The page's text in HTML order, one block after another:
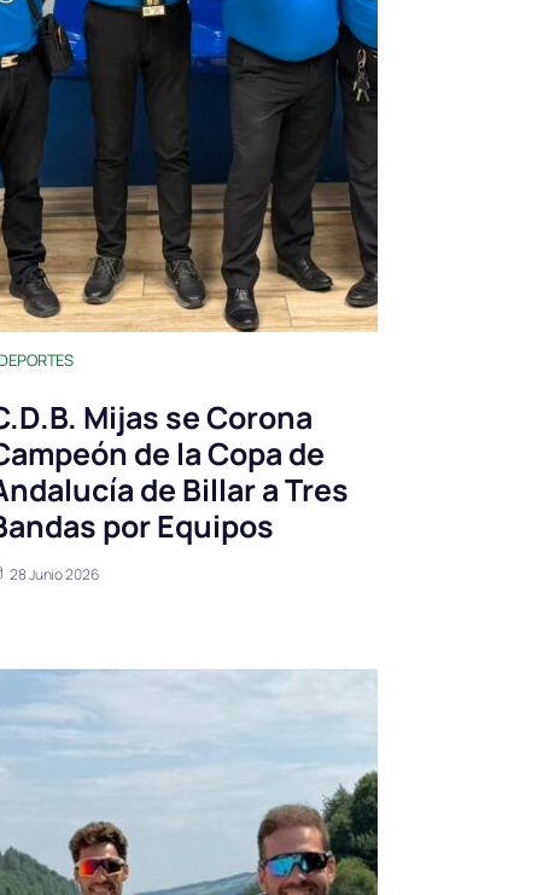
Mijas se Corona
de la Copa de
de Billar a Tres
por Equipos
28 Junio 2026